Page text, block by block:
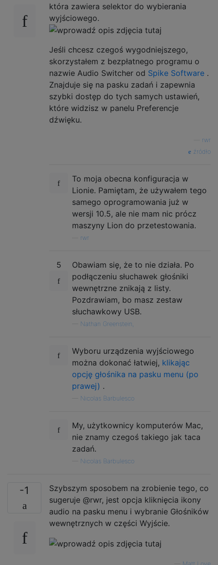
która zawiera selektor do wybierania
wyjściowego.
Jeśli chcesz czegoś wygodniejszego,
skorzystałem z bezpłatnego programu o
nazwie Audio Switcher od Spike Software .
Znajduje się na pasku zadań i zapewnia
szybki dostęp do tych samych ustawień,
które widzisz w panelu Preferencje
dźwięku.
rwr
źródło
To moja obecna konfiguracja w
Lionie. Pamiętam, że używałem tego
samego oprogramowania już w
wersji 10.5, ale nie mam nic prócz
maszyny Lion do przetestowania.
rwr
5
Obawiam się, że to nie działa. Po
podłączeniu słuchawek głośniki
wewnętrzne znikają z listy.
Pozdrawiam, bo masz zestaw
słuchawkowy USB.
Nathan Greenstein,
Wyboru urządzenia wyjściowego
można dokonać łatwiej, klikając
opcję głośnika na pasku menu (po
prawej) .
Nicolas Barbulesco
My, użytkownicy komputerów Mac,
nie znamy czegoś takiego jak taca
zadań.
Nicolas Barbulesco
-1
Szybszym sposobem na zrobienie tego, co
sugeruje @rwr, jest opcja kliknięcia ikony
audio na pasku menu i wybranie Głośników
wewnętrznych w części Wyjście.